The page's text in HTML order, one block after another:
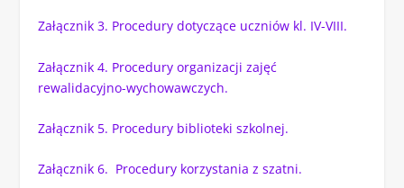
Załącznik 3. Procedury dotyczące uczniów kl. IV-VIII.
Załącznik 4. Procedury organizacji zajęć
rewalidacyjno-wychowawczych.
Załącznik 5. Procedury biblioteki szkolnej.
Załącznik 6. Procedury korzystania z szatni.